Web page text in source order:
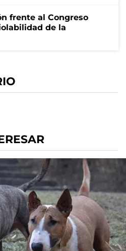
frente al Congreso
de la